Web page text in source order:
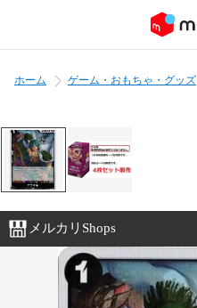
ホーム ゲーム・おもちゃ・グッズ
メルカリShops